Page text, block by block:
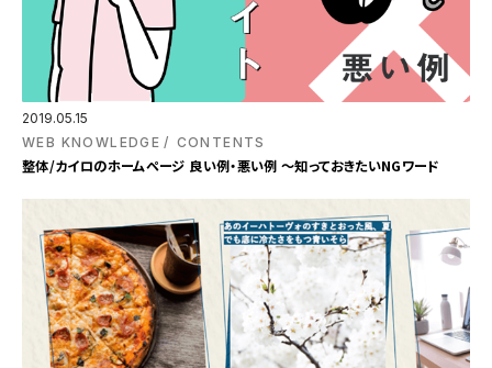
2019.05.15
WEB KNOWLEDGE
CONTENTS
整体/カイロのホームページ 良い例・悪い例 ～知っておきたいNGワード